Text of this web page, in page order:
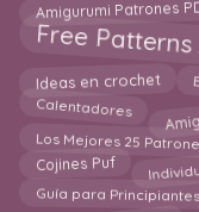
Amigurumi Patrones
Free
Ideas en crochet
Calentadores
Los Mejores 25
Cojines Puf
Guía para Principiantes